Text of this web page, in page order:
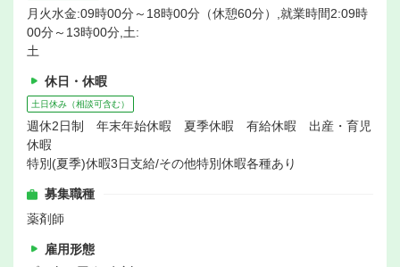
月火水金:09時00分～18時00分（休憩60分）,就業時間2:09時
00分～13時00分,土:
土
休日・休暇
土日休み（相談可含む）
週休2日制 年末年始休暇 夏季休暇 有給休暇 出産・育児
休暇
特別(夏季)休暇3日支給/その他特別休暇各種あり
募集職種
薬剤師
雇用形態